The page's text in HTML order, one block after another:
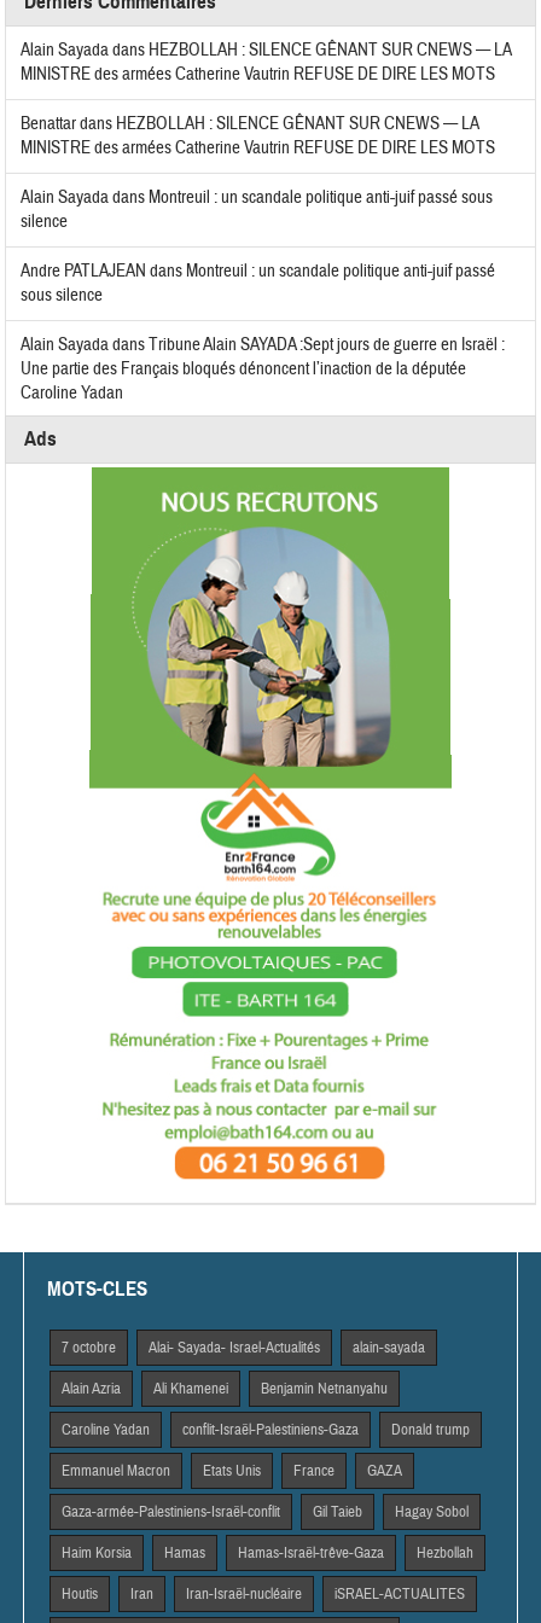
Alain Sayadadans HEZBOLLAH : SILENCE GÊNANT SUR CNEWS — LA
MINISTRE des armées Catherine Vautrin REFUSE DE DIRE LES MOTS
Benattardans HEZBOLLAH : SILENCE GÊNANT SUR CNEWS — LA
MINISTRE des armées Catherine Vautrin REFUSE DE DIRE LES MOTS
Alain Sayadadans Montreuil : un scandale politique anti-juif passé sous
silence
Andre PATLAJEAN dans Montreuil : un scandale politique anti-juif passé
sous silence
Alain SayadadansTribune Alain SAYADA :Sept jours de guerre en Israël :
Une partie des Français bloqués dénoncent l’inaction de la députée
Caroline Yadan
Ads
MOTS-CLES
7 octobre Alai- Sayada- Israel-Actualités alain-sayada
Alain Azria Ali Khamenei Benjamin Netnanyahu
Caroline Yadan conflit-Israël-Palestiniens-Gaza Donald trump
Emmanuel Macron Etats Unis France GAZA
Gaza-armée-Palestiniens-Israël-conflit Gil Taieb Hagay Sobol
Haim Korsia Hamas Hamas-Israël-trêve-Gaza Hezbollah
Houtis Iran Iran-Israël-nucléaire iSRAEL-ACTUALITES